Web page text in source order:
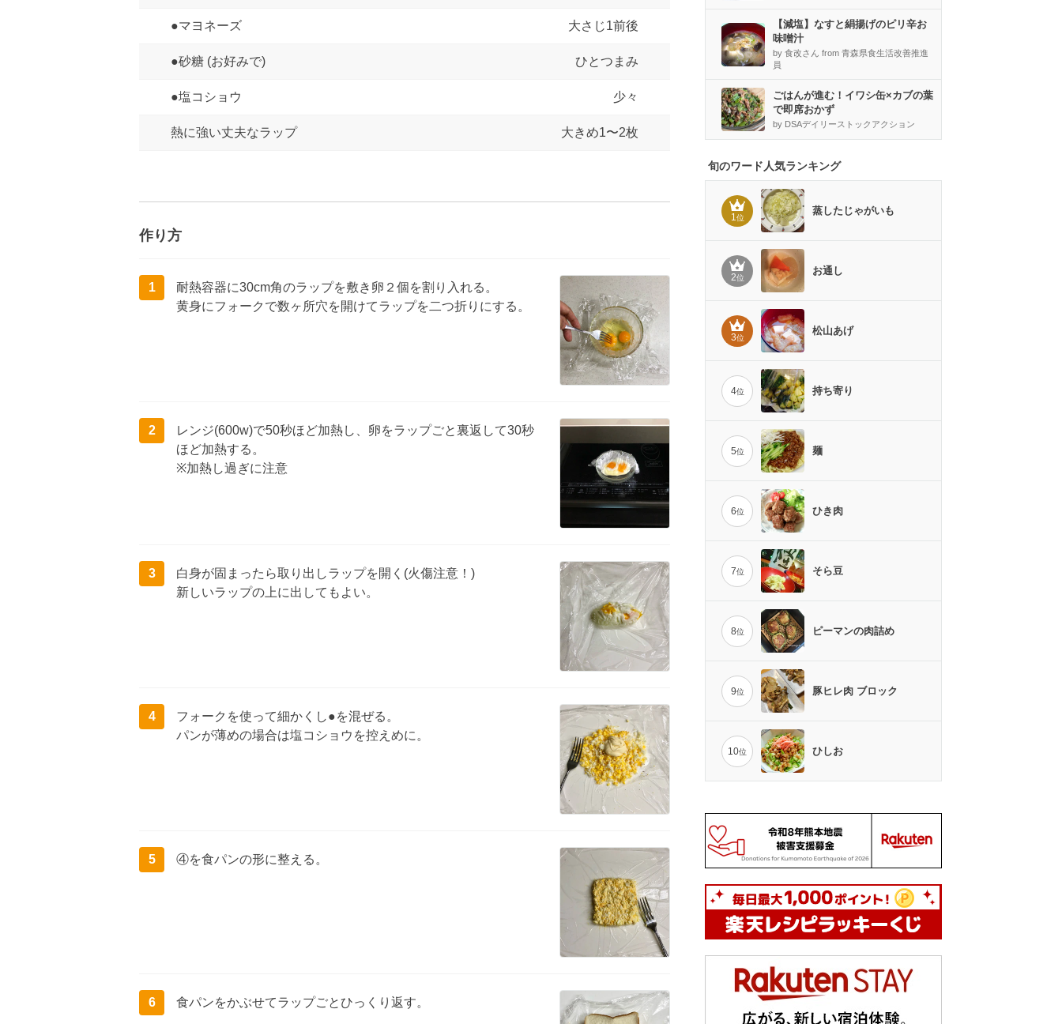
●マヨネーズ 大さじ1前後
●砂糖 (お好みで) ひとつまみ
●塩コショウ 少々
熱に強い丈夫なラップ 大きめ1〜2枚
作り方
1
耐熱容器に30cm角のラップを敷き卵２個を割り入れる。
黄身にフォークで数ヶ所穴を開けてラップを二つ折りにする。
2
レンジ(600w)で50秒ほど加熱し、卵をラップごと裏返して30秒
ほど加熱する。
※加熱し過ぎに注意
3
白身が固まったら取り出しラップを開く(火傷注意！)
新しいラップの上に出してもよい。
4
フォークを使って細かくし●を混ぜる。
パンが薄めの場合は塩コショウを控えめに。
5 ④を食パンの形に整える。
6 食パンをかぶせてラップごとひっくり返す。
【減塩】なすと絹揚げのピリ辛お
味噌汁
by 食改さん from 青森県食生活改善推進
員
ごはんが進む！イワシ缶×カブの葉
で即席おかず
by DSAデイリーストックアクション
旬のワード人気ランキング
1位
蒸したじゃがいも
2位
お通し
3位
松山あげ
4位 持ち寄り
5位 麺
6位 ひき肉
7位 そら豆
8位 ピーマンの肉詰め
9位 豚ヒレ肉 ブロック
10位 ひしお